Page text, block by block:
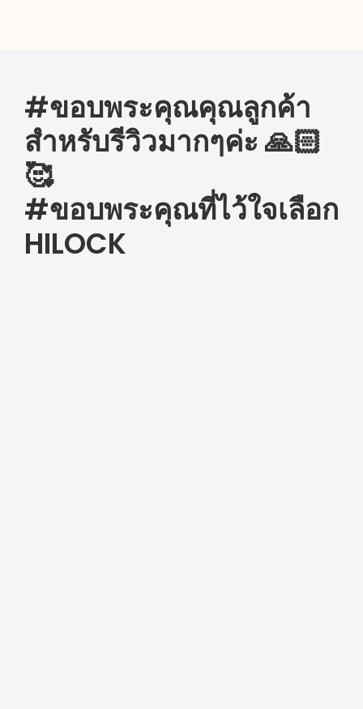
#ขอบพระคุณคุณลูกค้า
สำหรับรีวิวมากๆค่ะ 🙏🏻
🥰
#ขอบพระคุณที่ไว้ใจเลือก
HILOCK